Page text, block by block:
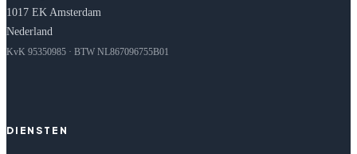
1017 EK Amsterdam
Nederland
KvK 95350985 · BTW NL867096755B01
DIENSTEN